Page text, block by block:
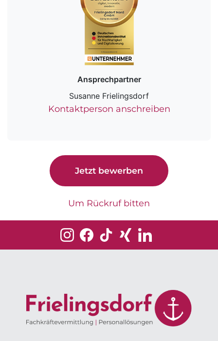
Ansprechpartner
Susanne Frielingsdorf
Kontaktperson anschreiben
Jetzt bewerben
Um Rückruf bitten